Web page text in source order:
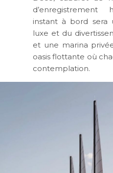
d’enregistrement
instant à bord sera
luxe et du
et une marina
oasis flottante où
contemplation.